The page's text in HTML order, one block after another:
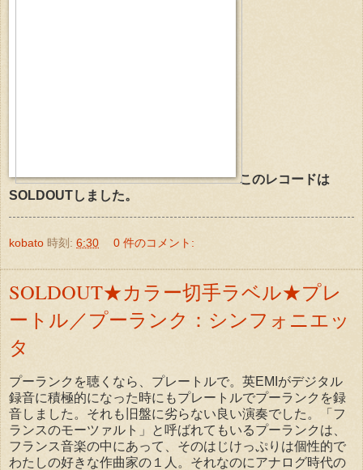
このレコードは
SOLDOUTしました。
kobato 時刻: 6:30 0 件のコメント:
SOLDOUT★カラー切手ラベル★プレ
ートル／プーランク：シンフォニエッ
タ
プーランクを聴くなら、プレートルで。英EMIがデジタル
録音に積極的になった時にもプレートルでプーランクを録
音しました。それも旧盤に劣らない良い演奏でした。「フ
ランスのモーツァルト」と呼ばれてもいるプーランクは、
フランス音楽の中にあって、そのはじけっぷりは個性的で
わたしの好きな作曲家の１人。それなのにアナログ時代の